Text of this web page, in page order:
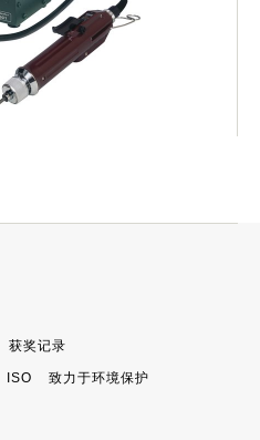
获奖记录
ISO 致力于环境保护